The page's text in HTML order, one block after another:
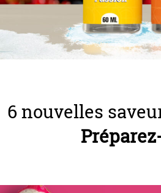
6 nouvelles